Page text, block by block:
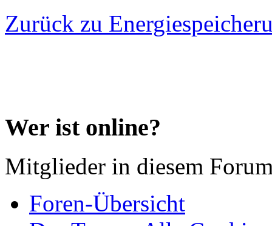
Zurück zu
Wer ist online?
Mitglieder in diesem
Foren-Übersicht